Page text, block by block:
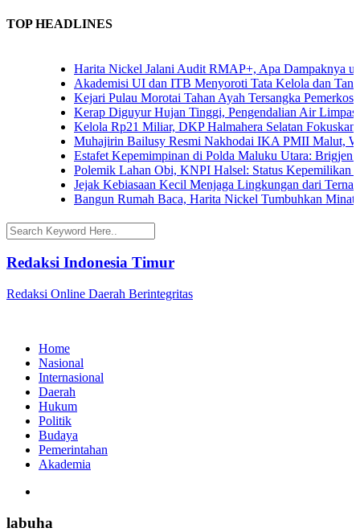
TOP HEADLINES
Harita Nickel Jalani Audit RMAP+, Apa Dampaknya
Akademisi UI dan ITB Menyoroti Tata Kelola dan
Kejari Pulau Morotai Tahan Ayah Tersangka
Kerap Diguyur Hujan Tinggi, Pengendalian Air Limpasan
Kelola Rp21 Miliar, DKP Halmahera Selatan Fokuskan
Muhajirin Bailusy Resmi Nakhodai IKA PMII Malut,
Estafet Kepemimpinan di Polda Maluku Utara: Brigjen
Polemik Lahan Obi, KNPI Halsel: Status Kepemilikan
Jejak Kebiasaan Kecil Menjaga Lingkungan dari Ternate
Bangun Rumah Baca, Harita Nickel Tumbuhkan Minat
Redaksi Indonesia Timur
Redaksi Online Daerah Berintegritas
Home
Nasional
Internasional
Daerah
Hukum
Politik
Budaya
Pemerintahan
Akademia
labuha